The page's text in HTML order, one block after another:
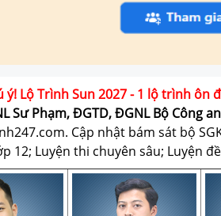
ý! Lộ Trình Sun 2027 - 1 lộ trình ôn
Sư Phạm, ĐGTD, ĐGNL Bộ Công
Cập nhật bám sát bộ
12; Luyện thi chuyên sâu; Luyện